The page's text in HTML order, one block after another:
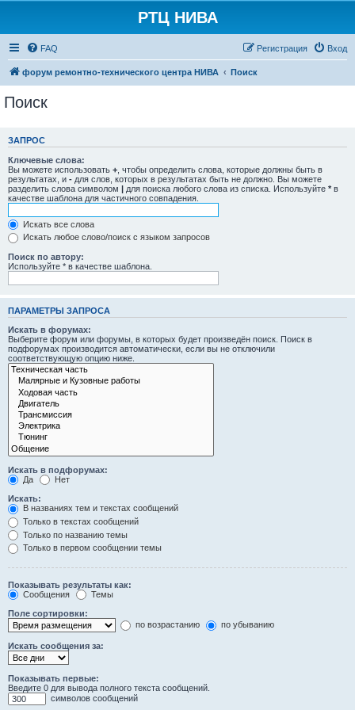
РТЦ НИВА
FAQ Вход
Регистрация
форум ремонтно-технического центра НИВА Поиск
Поиск
ЗАПРОС
Ключевые слова:
Вы можете использовать + , чтобы определить слова, которые должны быть в
результатах, и - для слов, которых в результатах быть не должно. Вы можете
разделить слова символом | для поиска любого слова из списка. Используйте * в
качестве шаблона для частичного совпадения.
Искать все слова
Искать любое слово/поиск с языком запросов
Поиск по автору:
Используйте * в качестве шаблона.
ПАРАМЕТРЫ ЗАПРОСА
Искать в форумах:
Выберите форум или форумы, в которых будет произведён поиск. Поиск в
подфорумах производится автоматически, если вы не отключили
соответствующую опцию ниже.
Искать в подфорумах:
Да
Нет
Искать:
В названиях тем и текстах сообщений
Только в текстах сообщений
Только по названию темы
Только в первом сообщении темы
Показывать результаты как:
Сообщения
Темы
Поле сортировки:
по возрастанию
по убыванию
Искать сообщения за:
Показывать первые:
Введите 0 для вывода полного текста сообщений.
символов сообщений